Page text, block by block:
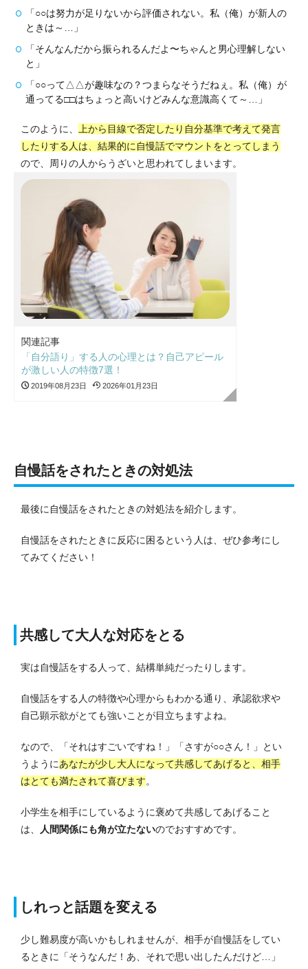
「○○は努力が足りないから評価されない。私（俺）が新人の
ときは～…」
「そんなんだから振られるんだよ〜ちゃんと男心理解しない
と」
「○○って△△が趣味なの？つまらなそうだねぇ。私（俺）が
通ってる□□はちょっと高いけどみんな意識高くて～…」
このように、
上から目線で否定したり自分基準で考えて発言
したりする人は、結果的に自慢話でマウントをとってしまう
ので、周りの人からうざいと思われてしまいます。
関連記事
「自分語り」する人の心理とは？自己アピール
が激しい人の特徴7選！
2019年08月23日 2026年01月23日
自慢話をされたときの対処法
最後に自慢話をされたときの対処法を紹介します。
自慢話をされたときに反応に困るという人は、ぜひ参考にし
てみてください！
共感して大人な対応をとる
実は自慢話をする人って、結構単純だったりします。
自慢話をする人の特徴や心理からもわかる通り、承認欲求や
自己顕示欲がとても強いことが目立ちますよね。
なので、「それはすごいですね！」「さすが○○さん！」とい
うようにあなたが少し大人になって共感してあげると、相手
はとても満たされて喜びます。
小学生を相手にしているように褒めて共感してあげること
は、
人間関係にも角が立たないのでおすすめです。
しれっと話題を変える
少し難易度が高いかもしれませんが、相手が自慢話をしてい
るときに「そうなんだ！あ、それで思い出したんだけど…」